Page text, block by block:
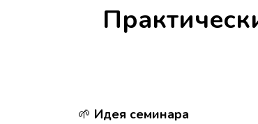
🌱 Идея семинара